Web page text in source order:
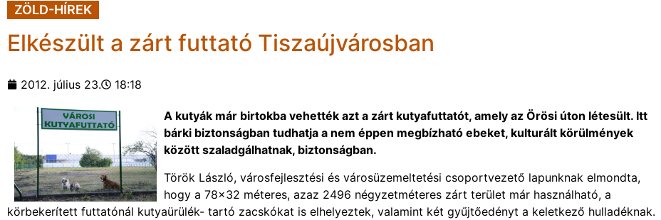
ZÖLD-HÍREK
Elkészült a zárt futtató Tiszaújvárosban
2012. július 23. 18:18
A kutyák már birtokba vehették azt a zárt kutyafuttatót, amely az Örösi úton létesült. Itt
bárki biztonságban tudhatja a nem éppen megbízható ebeket, kulturált körülmények
között szaladgálhatnak, biztonságban.
Török László, városfejlesztési és városüzemeltetési csoportvezető lapunknak elmondta,
hogy a 78×32 méteres, azaz 2496 négyzetméteres zárt terület már használható, a
körbekerített futtatónál kutyaürülék- tartó zacskókat is elhelyeztek, valamint két gyűjtőedényt a keletkező hulladéknak.